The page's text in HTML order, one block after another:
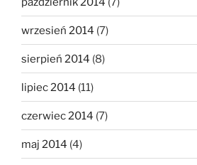
wrzesień 2014 (7)
sierpień 2014 (8)
lipiec 2014 (11)
czerwiec 2014 (7)
maj 2014 (4)